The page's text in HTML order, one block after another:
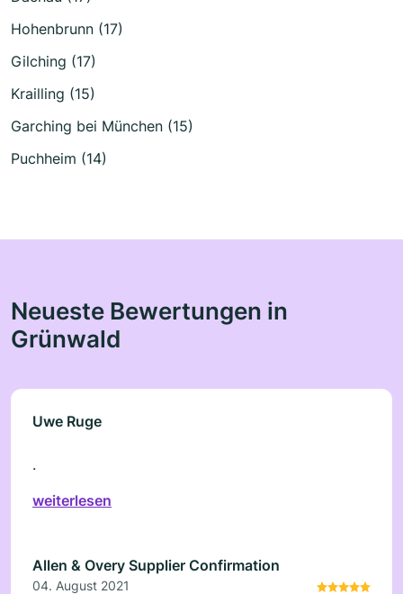
Hohenbrunn (17)
Gilching (17)
Krailling (15)
Garching bei München (15)
Puchheim (14)
Neueste Bewertungen in
Grünwald
Uwe Ruge
.
weiterlesen
Allen & Overy Supplier Confirmation
04. August 2021